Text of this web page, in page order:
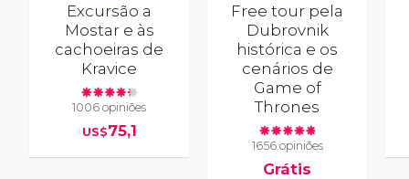
Excursão a
Mostar e às
cachoeiras de
Kravice
1006 opiniões
US$75,1
Free tour pela
Dubrovnik
histórica e os
cenários de
Game of
Thrones
1656 opiniões
Grátis